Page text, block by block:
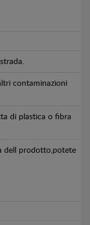
contaminazioni
di plastica o fibra
dell prodotto,potete